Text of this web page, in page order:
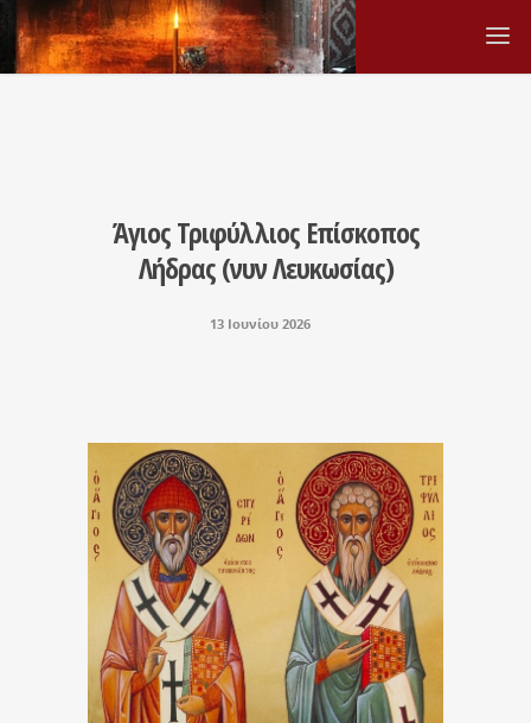
Άγιος Τριφύλλιος Επίσκοπος
Λήδρας (νυν Λευκωσίας)
13 Ιουνίου 2026